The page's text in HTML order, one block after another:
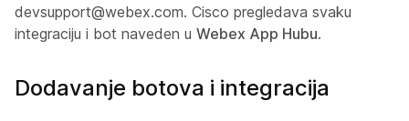
devsupport@webex.com. Cisco pregledava svaku
integraciju i bot naveden u Webex App Hubu.
Dodavanje botova i integracija